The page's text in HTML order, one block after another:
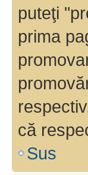
puteţi
prima
că
Sus